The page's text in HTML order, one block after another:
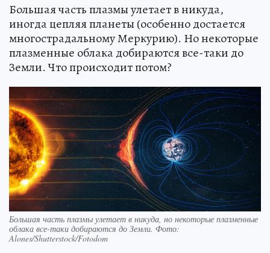
Большая часть плазмы улетает в никуда,
иногда цепляя планеты (особенно достается
многострадальному Меркурию). Но некоторые
плазменные облака добираются все-таки до
Земли. Что происходит потом?
Большая часть плазмы улетает в никуда, но некоторые плазменные
облака все-таки добираются до Земли. Фото:
Alones/Shutterstock/Fotodom